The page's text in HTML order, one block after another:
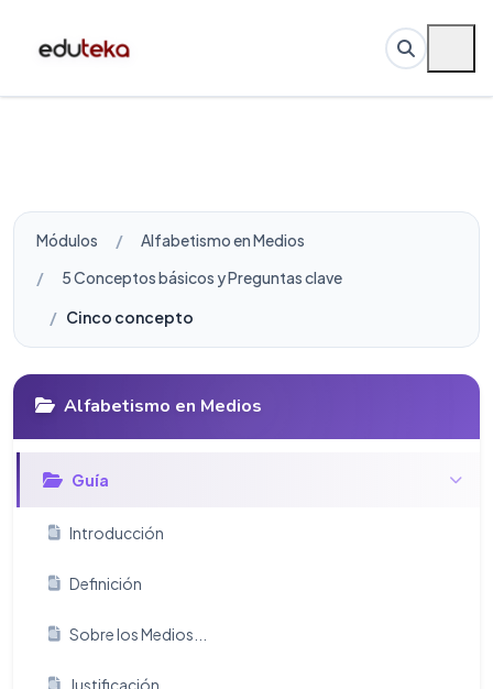
Módulos
Alfabetismo en Medios
5 Conceptos básicos y Preguntas clave
Cinco conceptos básicos y preguntas clave
Alfabetismo en Medios
Guí­a
Introducción
Definición
Sobre los Medios...
Justificación